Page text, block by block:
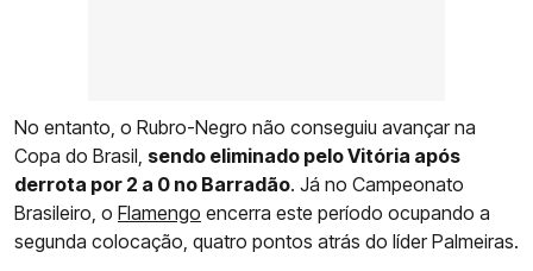
No entanto, o Rubro-Negro não conseguiu avançar na
Copa do Brasil, sendo eliminado pelo Vitória após
derrota por 2 a 0 no Barradão. Já no Campeonato
Brasileiro, o Flamengo encerra este período ocupando a
segunda colocação, quatro pontos atrás do líder Palmeiras.